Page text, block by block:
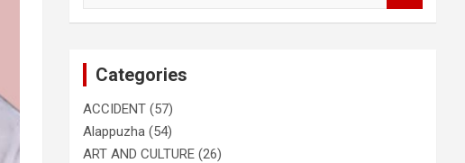
Categories
ACCIDENT (57)
Alappuzha (54)
ART AND CULTURE (26)